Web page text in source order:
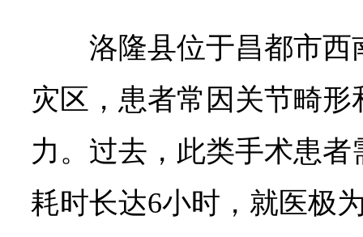
洛隆县位于昌都市
灾区，患者常因关节畸
力。过去，此类手术患
耗时长达6小时，就医极